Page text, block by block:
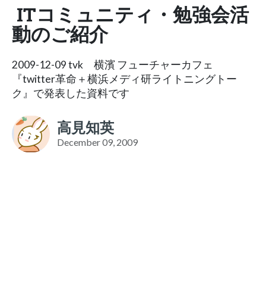
ITコミュニティ・勉強会活
動のご紹介
2009-12-09 tvk 横濱 フューチャーカフェ
『twitter革命＋横浜メディ研ライトニングトー
ク』で発表した資料です
高見知英
December 09, 2009